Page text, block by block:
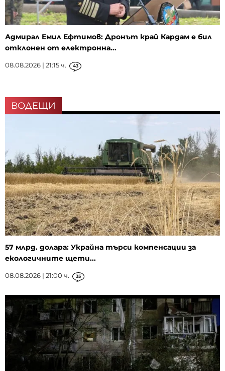
Адмирал Емил Ефтимов: Дронът край Кардам е бил
отклонен от електронна...
08.08.2026 | 21:15 ч. 43
ВОДЕЩИ
57 млрд. долара: Украйна търси компенсации за
екологичните щети...
08.08.2026 | 21:00 ч. 35